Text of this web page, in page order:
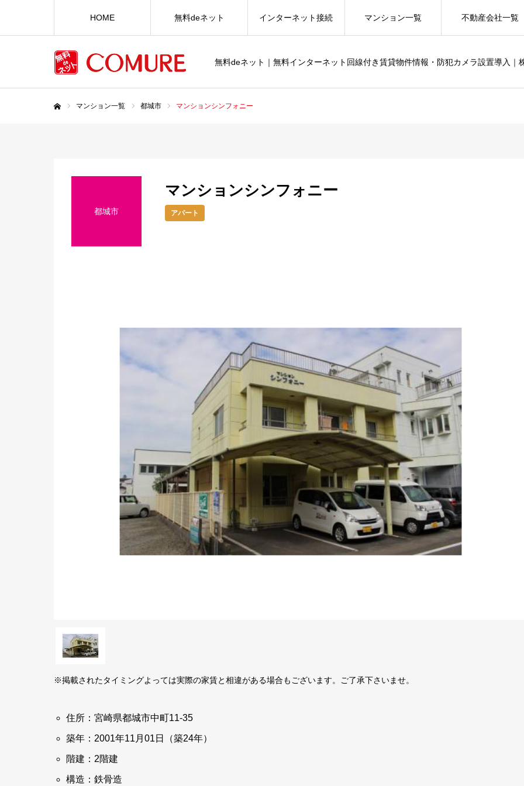
無料deネット｜無料インターネット回線付き賃貸物件情報・防犯カメラ設置導入｜
HOME 無料deネット インターネット接続 マンション一覧 不動産会社一覧
マンション一覧 都城市 マンションシンフォニー
都城市
マンションシンフォニー
アパート
※掲載されたタイミングよっては実際の家賃と相違がある場合もございます。ご了承下さいませ。
住所：宮崎県都城市中町11-35
築年：2001年11月01日（築24年）
階建：2階建
構造：鉄骨造